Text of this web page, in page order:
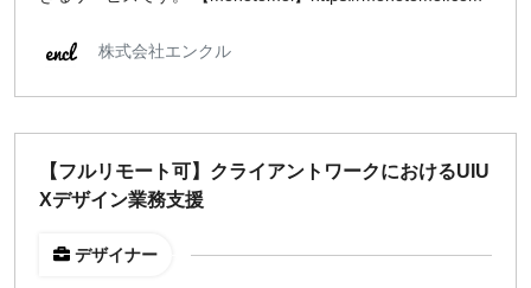
リモート希望
出社のみ
特徴
直接契約
株式会社エンクル
【フルリモート可】クライアントワークにおけるUIU
Xデザイン業務支援
デザイナー